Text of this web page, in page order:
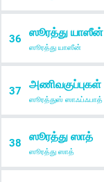
36 ஸூரத்து யாஸீன்
ஸூரத்து யாஸீன்
37 அணிவகுப்புகள்
ஸூரத்துஸ் ஸாஃப்ஃபாத்
38 ஸூரத்து ஸாத்
ஸூரத்து ஸாத்